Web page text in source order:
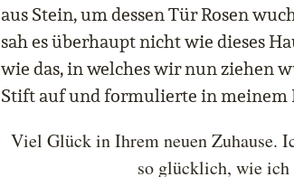
aus Stein, um dessen Tür Rosen
sah es überhaupt nicht wie dieses
wie das, in welches wir nun ziehen
Stift auf und formulierte in meinem
Viel Glück in Ihrem neuen Zuhause.
so glücklich, wie ich